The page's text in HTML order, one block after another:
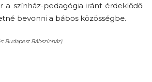
a színház-pedagógia iránt érdeklődő
bevonni a bábos közösségbe.
Budapest Bábszínház)